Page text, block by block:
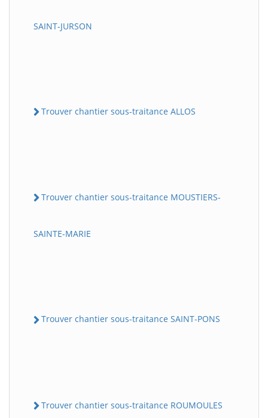
SAINT-JURSON
Trouver chantier sous-traitance ALLOS
Trouver chantier sous-traitance MOUSTIERS-
SAINTE-MARIE
Trouver chantier sous-traitance SAINT-PONS
Trouver chantier sous-traitance ROUMOULES